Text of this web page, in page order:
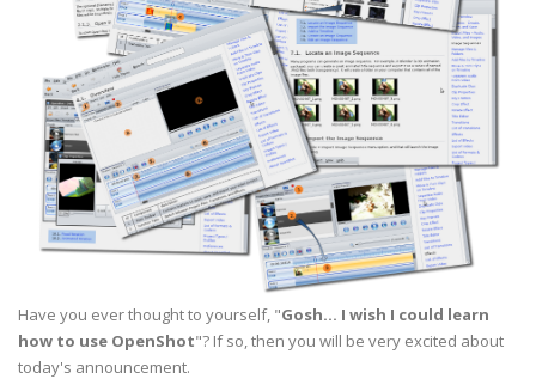
Have you ever thought to yourself, "Gosh... I wish I could learn
how to use OpenShot"? If so, then you will be very excited about
today's announcement.